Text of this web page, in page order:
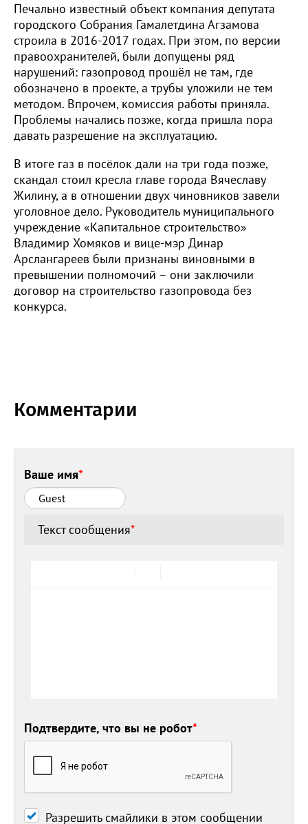
Печально известный объект компания депутата
городского Собрания Гамалетдина Агзамова
строила в 2016-2017 годах. При этом, по версии
правоохранителей, были допущены ряд
нарушений: газопровод прошёл не там, где
обозначено в проекте, а трубы уложили не тем
методом. Впрочем, комиссия работы приняла.
Проблемы начались позже, когда пришла пора
давать разрешение на эксплуатацию.
В итоге газ в посёлок дали на три года позже,
скандал стоил кресла главе города Вячеславу
Жилину, а в отношении двух чиновников завели
уголовное дело. Руководитель муниципального
учреждение «Капитальное строительство»
Владимир Хомяков и вице-мэр Динар
Арслангареев были признаны виновными в
превышении полномочий – они заключили
договор на строительство газопровода без
конкурса.
Комментарии
Ваше имя*
Текст сообщения*
Подтвердите, что вы не робот*
Разрешить смайлики в этом сообщении